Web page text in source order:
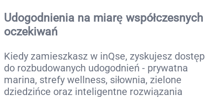
Udogodnienia na miarę współczesnych
oczekiwań
Kiedy zamieszkasz w inQse, zyskujesz dostęp
do rozbudowanych udogodnień - prywatna
marina, strefy wellness, siłownia, zielone
dziedzińce oraz inteligentne rozwiązania